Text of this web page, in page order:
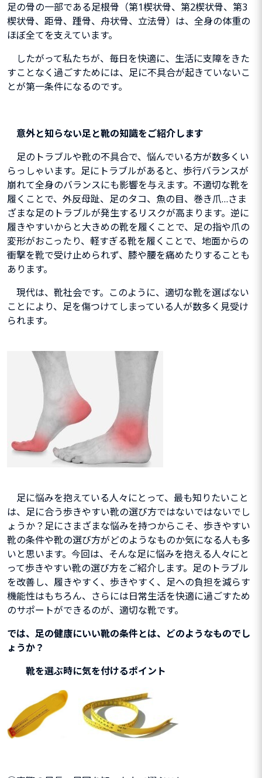
足の骨の一部である足根骨（第1楔状骨、第2楔状骨、第3
楔状骨、距骨、踵骨、舟状骨、立法骨）は、全身の体重の
ほぼ全てを支えています。
したがって私たちが、毎日を快適に、生活に支障をきた
すことなく過ごすためには、足に不具合が起きていないこ
とが第一条件になるのです。
意外と知らない足と靴の知識をご紹介します
足のトラブルや靴の不具合で、悩んでいる方が数多くい
らっしゃいます。足にトラブルがあると、歩行バランスが
崩れて全身のバランスにも影響を与えます。不適切な靴を
履くことで、外反母趾、足のタコ、魚の目、巻き爪…さま
ざまな足のトラブルが発生するリスクが高まります。逆に
履きやすいからと大きめの靴を履くことで、足の指や爪の
変形がおこったり、軽すぎる靴を履くことで、地面からの
衝撃を靴で受け止められず、膝や腰を痛めたりすることも
あります。
現代は、靴社会です。このように、適切な靴を選ばない
ことにより、足を傷つけてしまっている人が数多く見受け
られます。
足に悩みを抱えている人々にとって、最も知りたいこと
は、足に合う歩きやすい靴の選び方ではないではないでし
ょうか？足にさまざまな悩みを持つからこそ、歩きやすい
靴の条件や靴の選び方がどのようなものか気になる人も多
いと思います。今回は、そんな足に悩みを抱える人々にと
って歩きやすい靴の選び方をご紹介します。足のトラブル
を改善し、 履きやすく、歩きやすく、足への負担を減らす
機能性はもちろん、さらには日常生活を快適に過ごすため
のサポートができるのが、適切な靴です。
では、足の健康にいい靴の条件とは、どのようなものでし
ょうか？
靴を選ぶ時に気を付けるポイント